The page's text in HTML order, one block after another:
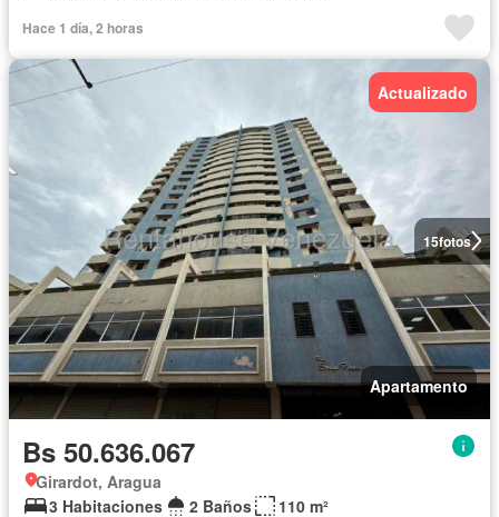
Hace 1 día, 2 horas
15fotos
Actualizado
Apartamento
Bs 50.636.067
Girardot, Aragua
3 Habitaciones
2 Baños 110 m²